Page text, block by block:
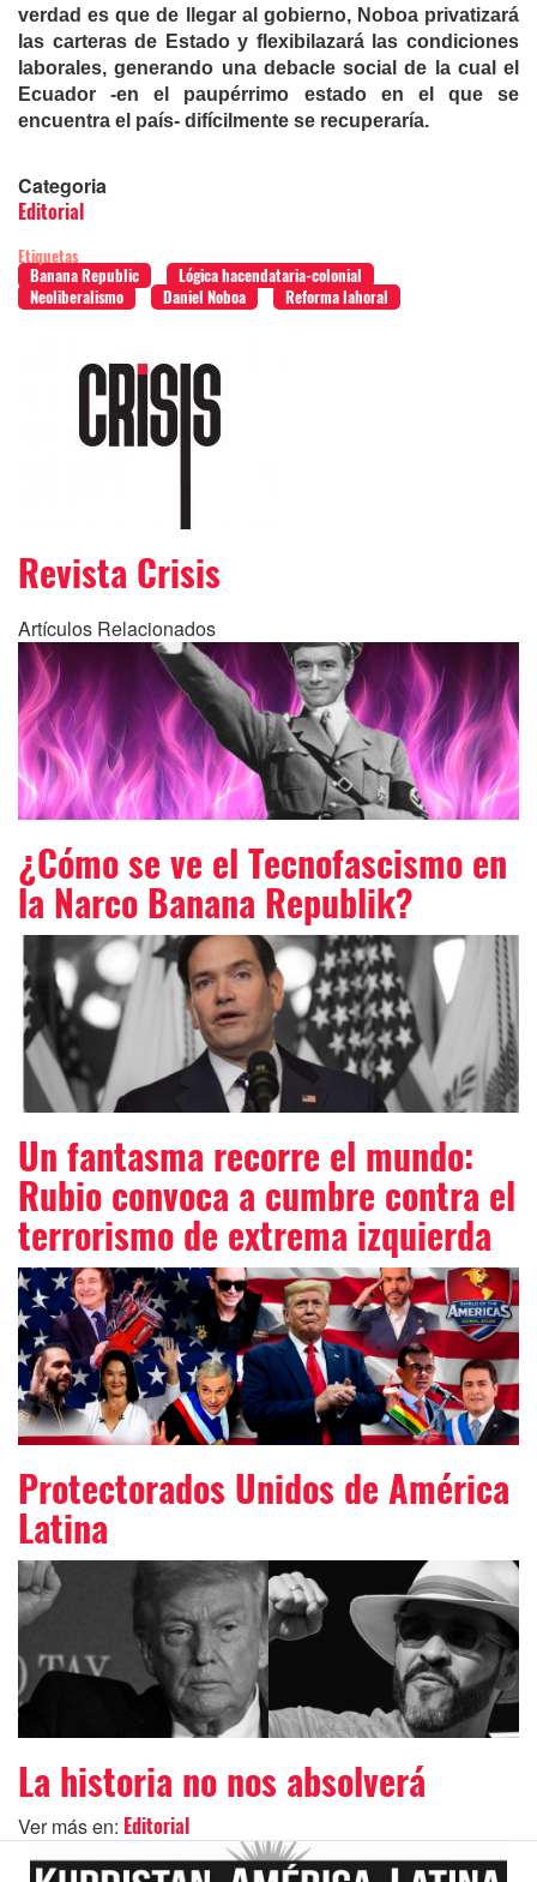
verdad es que de llegar al gobierno, Noboa privatizará
las carteras de Estado y flexibilazará las condiciones
laborales, generando una debacle social de la cual el
Ecuador -en el paupérrimo estado en el que se
encuentra el país- difícilmente se recuperaría.
Categoria
Editorial
Etiquetas
Banana Republic
Lógica hacendataria-colonial
Neoliberalismo
Daniel Noboa Reforma lahoral
Revista Crisis
Artículos Relacionados
¿Cómo se ve el Tecnofascismo en
la Narco Banana Republik?
Un fantasma recorre el mundo:
Rubio convoca a cumbre contra el
terrorismo de extrema izquierda
Protectorados Unidos de América
Latina
La historia no nos absolverá
Ver más en: Editorial